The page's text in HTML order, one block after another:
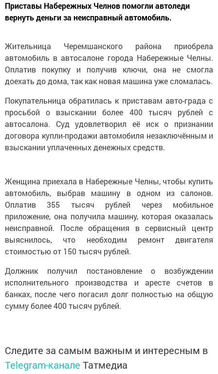
Приставы Набережных Челнов помогли автоледи
вернуть деньги за неисправный автомобиль.
Жительница Черемшанского района приобрела
автомобиль в автосалоне города Набережные Челны.
Оплатив покупку и получив ключи, она не смогла
доехать до дома, так как новая машина уже сломалась.
Покупательница обратилась к приставам авто-града с
просьбой о взыскании более 400 тысяч рублей с
автосалона. Суд удовлетворил её иск о признании
договора купли-продажи автомобиля незаключённым и
взыскании уплаченных денежных средств.
Женщина приехала в Набережные Челны, чтобы купить
автомобиль, выбрав машину в одном из салонов.
Оплатив 355 тысяч рублей через мобильное
приложение, она получила машину, которая оказалась
неисправной. После обращения в сервисный центр
выяснилось, что необходим ремонт двигателя
стоимостью от 150 тысяч рублей.
Должник получил постановление о возбуждении
исполнительного производства и аресте счетов в
банках, после чего погасил долг полностью на общую
сумму более 400 тысяч рублей.
Следите за самым важным и интересным в
Telegram-канале Татмедиа